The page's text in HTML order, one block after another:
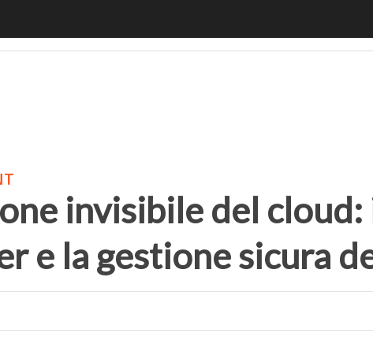
invisibile del
e la gestione sicura